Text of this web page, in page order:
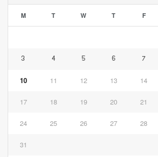
M T W T F
3 4 5 6 7
10 11 12 13 14
17 18 19 20 21
24 25 26 27 28
31